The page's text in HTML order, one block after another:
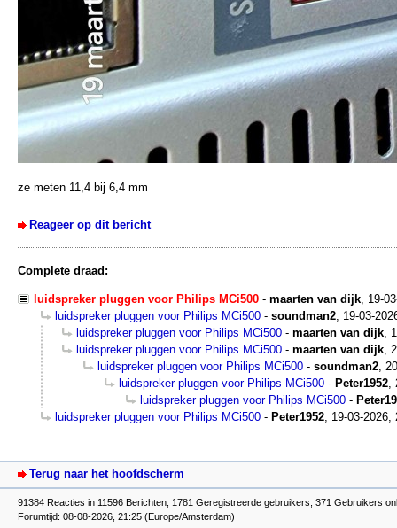
ze meten 11,4 bij 6,4 mm
Reageer op dit bericht
Complete draad:
luidspreker pluggen voor Philips MCi500 - maarten van dijk, 19-
luidspreker pluggen voor Philips MCi500 - soundman2, 19-03-
luidspreker pluggen voor Philips MCi500 - maarten van dijk,
luidspreker pluggen voor Philips MCi500 - maarten van dijk,
luidspreker pluggen voor Philips MCi500 - soundman2,
luidspreker pluggen voor Philips MCi500 - Peter1952,
luidspreker pluggen voor Philips MCi500 -
luidspreker pluggen voor Philips MCi500 - Peter1952, 19-03-2026,
Terug naar het hoofdscherm
91384 Reacties in 11596 Berichten, 1781 Geregistreerde gebruikers, 371 Gebruikers
Forumtijd: 08-08-2026, 21:25 (Europe/Amsterdam)